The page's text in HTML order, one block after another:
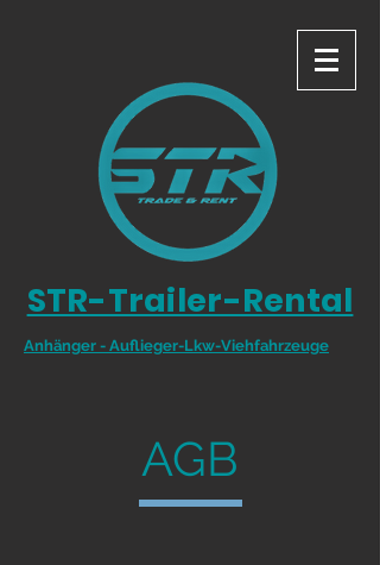
STR-Trailer-Rental
Anhänger - Auflieger-Lkw-Viehfahrzeuge
AGB